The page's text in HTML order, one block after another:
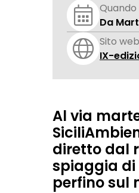
Quando
Da
Sito web
IX-
Al via
diretto dal
spiaggia di
perfino sul